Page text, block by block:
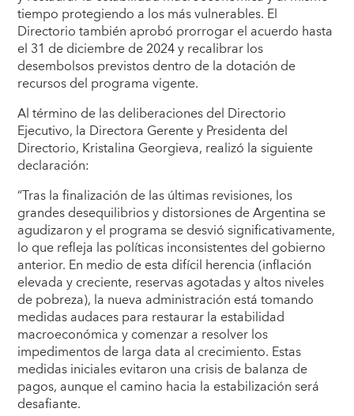
tiempo protegiendo a los más vulnerables. El
Directorio también aprobó prorrogar el acuerdo hasta
el 31 de diciembre de 2024 y recalibrar los
desembolsos previstos dentro de la dotación de
recursos del programa vigente.
Al término de las deliberaciones del Directorio
Ejecutivo, la Directora Gerente y Presidenta del
Directorio, Kristalina Georgieva, realizó la siguiente
declaración:
“Tras la finalización de las últimas revisiones, los
grandes desequilibrios y distorsiones de Argentina se
agudizaron y el programa se desvió significativamente,
lo que refleja las políticas inconsistentes del gobierno
anterior. En medio de esta difícil herencia (inflación
elevada y creciente, reservas agotadas y altos niveles
de pobreza), la nueva administración está tomando
medidas audaces para restaurar la estabilidad
macroeconómica y comenzar a resolver los
impedimentos de larga data al crecimiento. Estas
medidas iniciales evitaron una crisis de balanza de
pagos, aunque el camino hacia la estabilización será
desafiante.